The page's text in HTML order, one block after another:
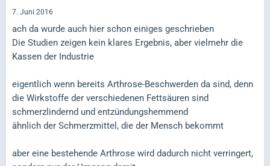
7. Juni 2016
ach da wurde auch hier schon einiges geschrieben
Die Studien zeigen kein klares Ergebnis, aber vielmehr die
Kassen der Industrie
eigentlich wenn bereits Arthrose-Beschwerden da sind, denn
die Wirkstoffe der verschiedenen Fettsäuren sind
schmerzlindernd und entzündungshemmend
ähnlich der Schmerzmittel, die der Mensch bekommt
aber eine bestehende Arthrose wird dadurch nicht verringert,